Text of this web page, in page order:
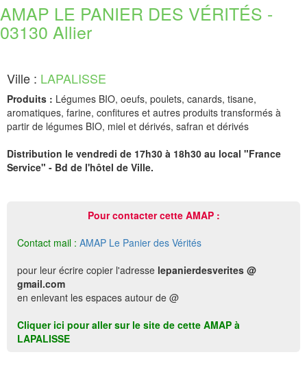
AMAP LE PANIER DES VÉRITÉS -
03130 Allier
Ville : LAPALISSE
Produits : Légumes BIO, oeufs, poulets, canards, tisane,
aromatiques, farine, confitures et autres produits transformés à
partir de légumes BIO, miel et dérivés, safran et dérivés
Distribution le vendredi de 17h30 à 18h30 au local "France
Service" - Bd de l'hôtel de Ville.
Pour contacter cette AMAP :
Contact mail : AMAP Le Panier des Vérités
pour leur écrire copier l'adresse lepanierdesverites @
gmail.com
en enlevant les espaces autour de @
Cliquer ici pour aller sur le site de cette AMAP à
LAPALISSE